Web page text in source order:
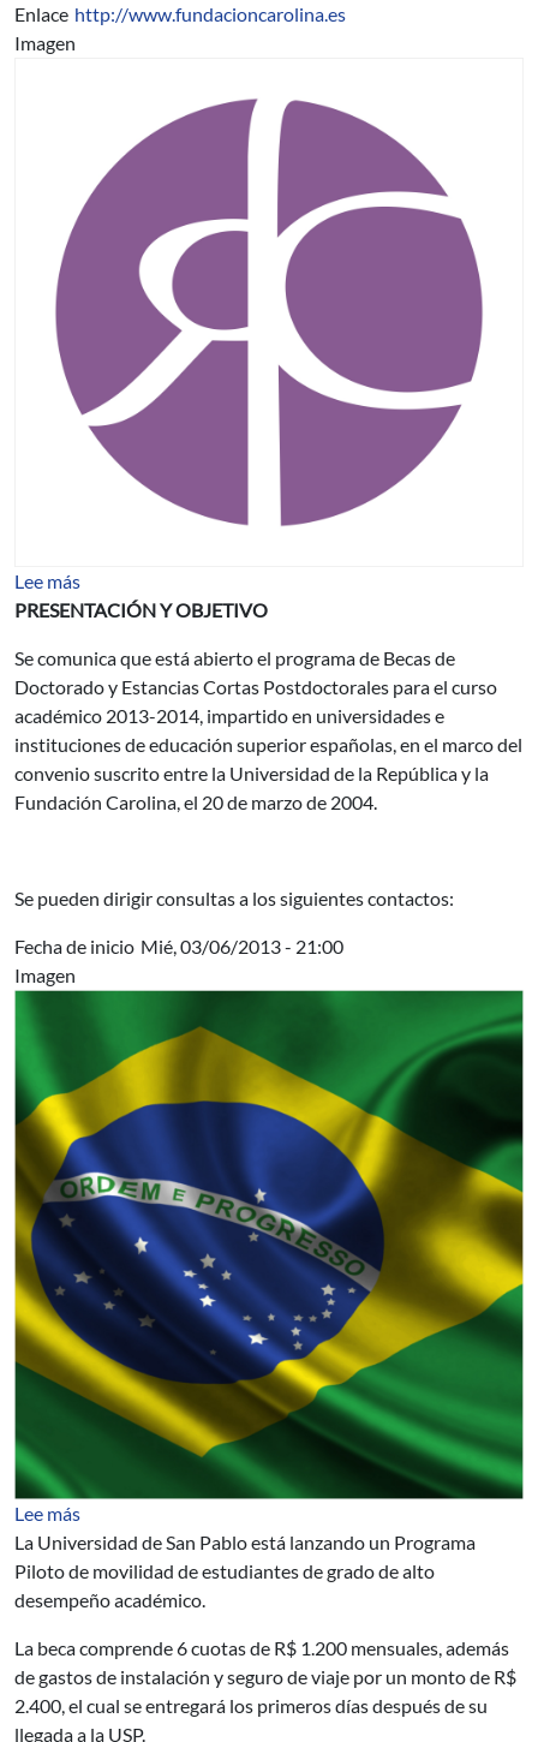
Enlace http://www.fundacioncarolina.es
Imagen
Lee más
PRESENTACIÓN Y OBJETIVO
Se comunica que está abierto el programa de Becas de
Doctorado y Estancias Cortas Postdoctorales para el curso
académico 2013-2014, impartido en universidades e
instituciones de educación superior españolas, en el marco del
convenio suscrito entre la Universidad de la República y la
Fundación Carolina, el 20 de marzo de 2004.
Se pueden dirigir consultas a los siguientes contactos:
Fecha de inicio Mié, 03/06/2013 - 21:00
Imagen
Lee más
La Universidad de San Pablo está lanzando un Programa
Piloto de movilidad de estudiantes de grado de alto
desempeño académico.
La beca comprende 6 cuotas de R$ 1.200 mensuales, además
de gastos de instalación y seguro de viaje por un monto de R$
2.400, el cual se entregará los primeros días después de su
llegada a la USP.